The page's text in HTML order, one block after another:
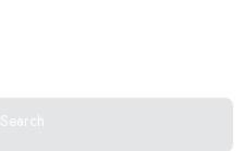
Search